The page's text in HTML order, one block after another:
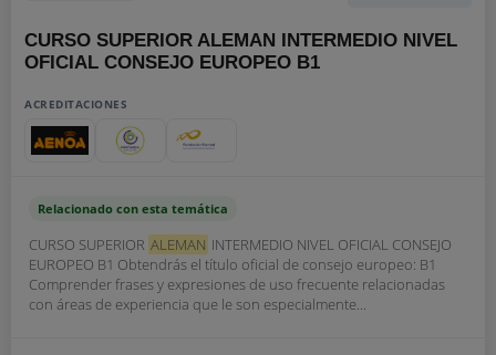
CURSO SUPERIOR ALEMAN INTERMEDIO NIVEL
OFICIAL CONSEJO EUROPEO B1
ACREDITACIONES
Relacionado con esta temática
CURSO SUPERIOR ALEMAN INTERMEDIO NIVEL OFICIAL CONSEJO
EUROPEO B1 Obtendrás el título oficial de consejo europeo: B1
Comprender frases y expresiones de uso frecuente relacionadas
con áreas de experiencia que le son especialmente...